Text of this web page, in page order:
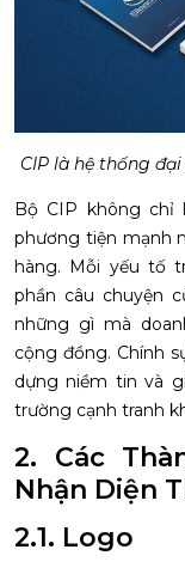
CIP là hệ thống
Bộ CIP không chỉ
phương tiện mạnh
hàng. Mỗi yếu tố
phần câu chuyện
những gì mà
cộng đồng. Chính
dựng niềm tin và
trường cạnh tranh
2. Các
Nhận Diện
2.1. Logo